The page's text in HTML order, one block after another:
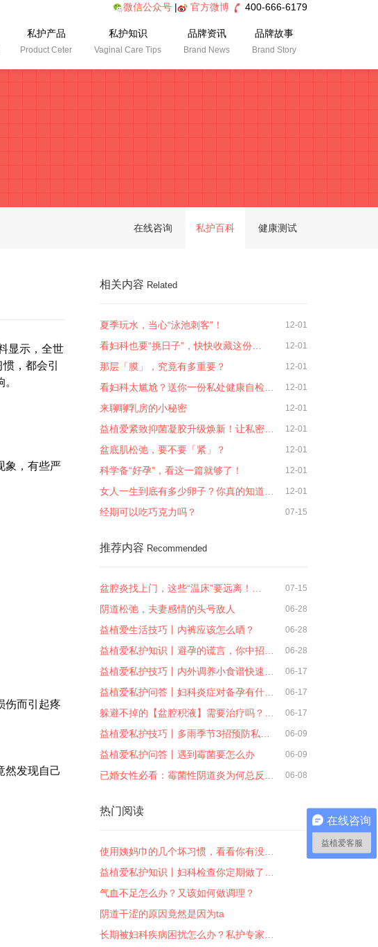
微信公众号 | 官方微博 400-666-6179
私护产品
Product Ceter
私护知识
Vaginal Care Tips
品牌资讯
Brand News
品牌故事
Brand Story
在线咨询 私护百科 健康测试
显示，全世
，都会引
象，有些严
伤而引起疼
然发现自己
相关内容 Related
夏季玩水，当心“泳池刺客”！ 12-01
看妇科也要“挑日子”，快快收藏这份… 12-01
那层「膜」，究竟有多重要？ 12-01
看妇科太尴尬？送你一份私处健康自检… 12-01
来聊聊乳房的小秘密 12-01
益植爱紧致抑菌凝胶升级焕新！让私密… 12-01
盆底肌松弛，要不要「紧」？ 12-01
科学备“好孕”，看这一篇就够了！ 12-01
女人一生到底有多少卵子？你真的知道… 12-01
经期可以吃巧克力吗？ 07-15
推荐内容 Recommended
盆腔炎找上门，这些“温床”要远离！… 07-15
阴道松弛，夫妻感情的头号敌人 06-28
益植爱生活技巧丨内裤应该怎么晒？ 06-28
益植爱私护知识丨避孕的谎言，你中招… 06-28
益植爱私护技巧丨内外调养小食谱快速… 06-17
益植爱私护问答丨妇科炎症对备孕有什… 06-17
躲避不掉的【盆腔积液】需要治疗吗？… 06-17
益植爱私护技巧丨多雨季节3招预防私… 06-09
益植爱私护问答丨遇到霉菌要怎么办 06-09
已婚女性必看：霉菌性阴道炎为何总反… 06-08
热门阅读
使用姨妈巾的几个坏习惯，看看你有没…
益植爱私护知识丨妇科检查你定期做了…
气血不足怎么办？又该如何做调理？
阴道干涩的原因竟然是因为ta
长期被妇科疾病困扰怎么办？私护专家…
在线咨询
益植爱客服